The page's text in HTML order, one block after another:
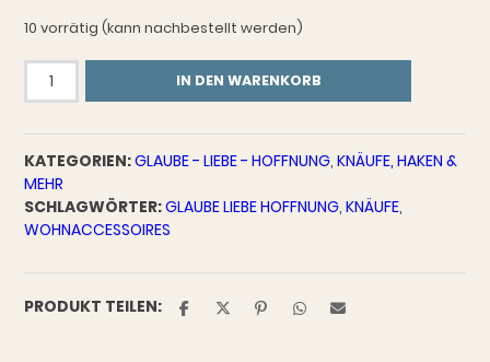
10 vorrätig (kann nachbestellt werden)
Knauf
Glaube
Hoffnung
Groß
Menge
IN DEN WARENKORB
KATEGORIEN:GLAUBE - LIEBE - HOFFNUNG,KNÄUFE, HAKEN &
MEHR
SCHLAGWÖRTER:GLAUBE LIEBE HOFFNUNG,KNÄUFE,
WOHNACCESSOIRES
PRODUKT TEILEN: